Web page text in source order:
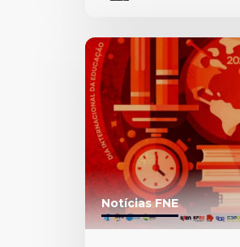
Notícias FNE